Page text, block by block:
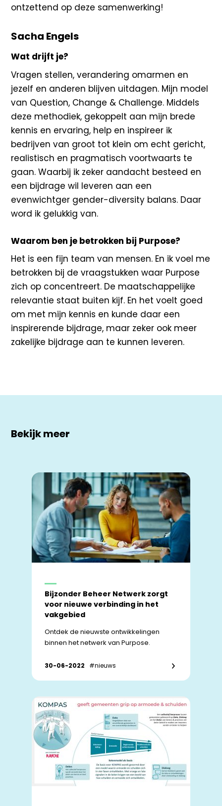
ontzettend op deze samenwerking!
Sacha Engels
Wat drijft je?
Vragen stellen, verandering omarmen en
jezelf en anderen blijven uitdagen. Mijn model
van Question, Change & Challenge. Middels
deze methodiek, gekoppelt aan mijn brede
kennis en ervaring, help en inspireer ik
bedrijven van groot tot klein om echt gericht,
realistisch en pragmatisch voortwaarts te
gaan. Waarbij ik zeker aandacht besteed en
een bijdrage wil leveren aan een
evenwichtger gender-diversity balans. Daar
word ik gelukkig van.
Waarom ben je betrokken bij Purpose?
Het is een fijn team van mensen. En ik voel me
betrokken bij de vraagstukken waar Purpose
zich op concentreert. De maatschappelijke
relevantie staat buiten kijf. En het voelt goed
om met mijn kennis en kunde daar een
inspirerende bijdrage, maar zeker ook meer
zakelijke bijdrage aan te kunnen leveren.
Bekijk meer
Bijzonder Beheer Netwerk zorgt
voor nieuwe verbinding in het
vakgebied
Ontdek de nieuwste ontwikkelingen
binnen het netwerk van Purpose.
30-06-2022 #nieuws